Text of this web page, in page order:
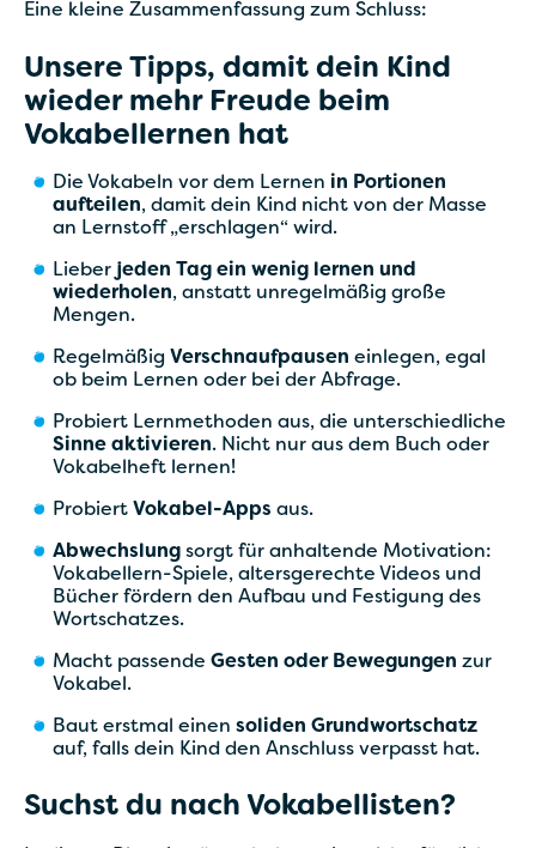
Eine kleine Zusammenfassung zum Schluss:
Unsere Tipps, damit dein Kind
wieder mehr Freude beim
Vokabellernen hat
Die Vokabeln vor dem Lernen in Portionen
aufteilen, damit dein Kind nicht von der Masse
an Lernstoff „erschlagen“ wird.
Lieber jeden Tag ein wenig lernen und
wiederholen, anstatt unregelmäßig große
Mengen.
Regelmäßig Verschnaufpausen einlegen, egal
ob beim Lernen oder bei der Abfrage.
Probiert Lernmethoden aus, die unterschiedliche
Sinne aktivieren. Nicht nur aus dem Buch oder
Vokabelheft lernen!
Probiert Vokabel-Apps aus.
Abwechslung sorgt für anhaltende Motivation:
Vokabellern-Spiele, altersgerechte Videos und
Bücher fördern den Aufbau und Festigung des
Wortschatzes.
Macht passende Gesten oder Bewegungen zur
Vokabel.
Baut erstmal einen soliden Grundwortschatz
auf, falls dein Kind den Anschluss verpasst hat.
Suchst du nach Vokabellisten?